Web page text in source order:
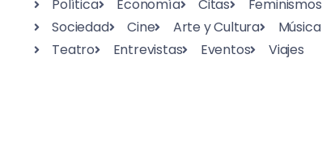
Política
Economía Citas
Feminismos
Sociedad
Cine Arte y Cultura
Música
Teatro
Entrevistas Eventos Viajes